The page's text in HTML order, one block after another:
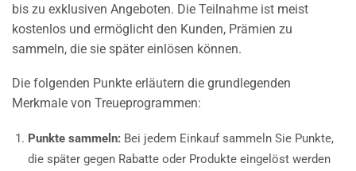
bis zu exklusiven Angeboten. Die Teilnahme ist meist
kostenlos und ermöglicht den Kunden, Prämien zu
sammeln, die sie später einlösen können.
Die folgenden Punkte erläutern die grundlegenden
Merkmale von Treueprogrammen:
Punkte sammeln: Bei jedem Einkauf sammeln Sie Punkte,
die später gegen Rabatte oder Produkte eingelöst werden